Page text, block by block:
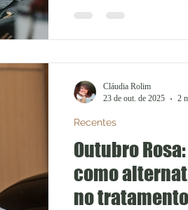
especialista em
evitando excessos. Os
Outubro
como
no
Recentes
Cláudia Rolim
23 de out. de 2025
2